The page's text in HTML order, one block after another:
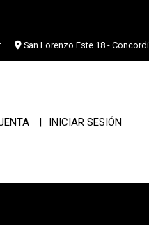
San Lorenzo Este 18 -
INICIAR SESIÓN